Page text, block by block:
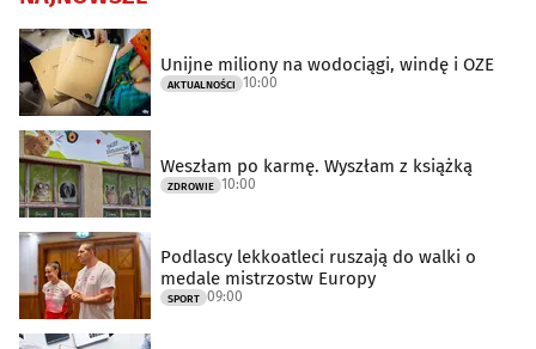
Unijne miliony na wodociągi, windę i OZE
AKTUALNOŚCI 10:00
Weszłam po karmę. Wyszłam z książką
ZDROWIE 10:00
Podlascy lekkoatleci ruszają do walki o
medale mistrzostw Europy
SPORT 09:00